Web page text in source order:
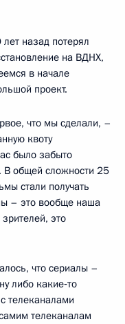
назад потерял
на ВДНХ,
в начале
проект.
что мы сделали, –
квоту
было забыто
В общей сложности 25
стали получать
– это вообще наша
это
что сериалы –
либо какие‑то
телеканалами
телеканалам